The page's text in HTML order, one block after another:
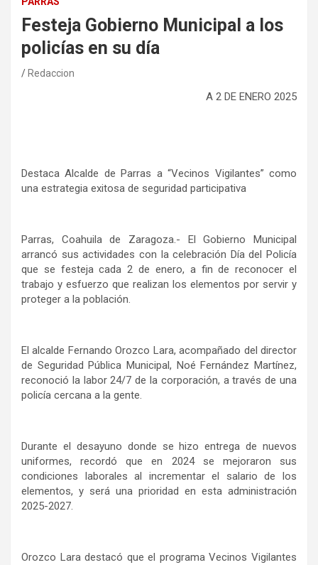
Festeja Gobierno Municipal a los
policías en su día
Redaccion
A 2 DE ENERO 2025
Destaca Alcalde de Parras a “Vecinos Vigilantes” como
una estrategia exitosa de seguridad participativa
Parras, Coahuila de Zaragoza.- El Gobierno Municipal
arrancó sus actividades con la celebración Día del Policía
que se festeja cada 2 de enero, a fin de reconocer el
trabajo y esfuerzo que realizan los elementos por servir y
proteger a la población.
El alcalde Fernando Orozco Lara, acompañado del director
de Seguridad Pública Municipal, Noé Fernández Martínez,
reconoció la labor 24/7 de la corporación, a través de una
policía cercana a la gente.
Durante el desayuno donde se hizo entrega de nuevos
uniformes, recordó que en 2024 se mejoraron sus
condiciones laborales al incrementar el salario de los
elementos, y será una prioridad en esta administración
2025-2027.
Orozco Lara destacó que el programa Vecinos Vigilantes